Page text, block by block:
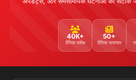
40K+
दैनिक दर्शक
50+
दैनिक समाचार